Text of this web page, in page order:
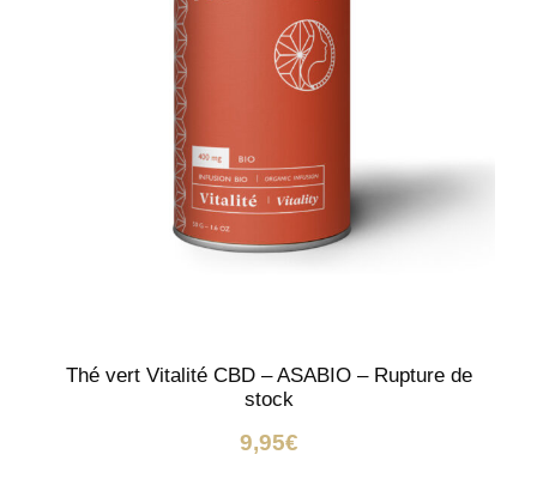
Thé vert Vitalité CBD – ASABIO – Rupture de
stock
9,95€